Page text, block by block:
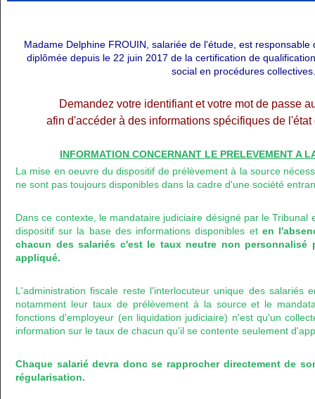
Madame Delphine FROUIN, salariée de l'étude, est
diplômée depuis le 22 juin 2017 de la certification de
social en procédures collectives.
Demandez votre identifiant et votre mot de passe
afin d'accéder à des informations spécifiques de
INFORMATION CONCERNANT LE PRELEVEMENT A
La mise en oeuvre du dispositif de prélèvement à la source
ne sont pas toujours disponibles dans la cadre d'une société
Dans ce contexte, le mandataire judiciaire désigné par le Tribunal
dispositif sur la base des informations disponibles et en
chacun des salariés c'est le taux neutre non personnalisé
appliqué.
L'administration fiscale reste l'interlocuteur unique des salariés
notamment leur taux de prélèvement à la source et le
fonctions d'employeur (en liquidation judiciaire) n'est qu'un
information sur le taux de chacun qu'il se contente seulement
Chaque salarié devra donc se rapprocher directement de
régularisation.